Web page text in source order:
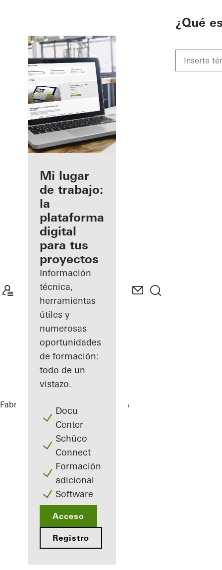
Beneficios
como
fabricante
registrado
Descubre
mi área
de
trabajo
Mi lugar
de trabajo:
la
plataforma
digital
para tus
proyectos
Información
técnica,
herramientas
útiles y
numerosas
oportunidades
de formación:
todo de un
vistazo.
Docu
Center
Schüco
Connect
Formación
adicional
Software
Acceso
Registro
¿Qué
Fabricantes Highlights